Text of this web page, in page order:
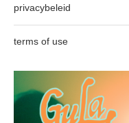
privacybeleid
terms of use